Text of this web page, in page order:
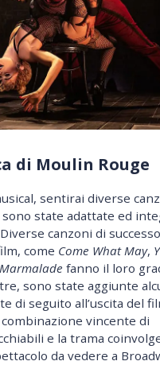
di Moulin Rouge
sentirai diverse
sono state adattate ed
canzoni di successo
come Come What May,
fanno il loro
sono state aggiunte
di seguito all’uscita del
combinazione vincente di
e la trama
da vedere a